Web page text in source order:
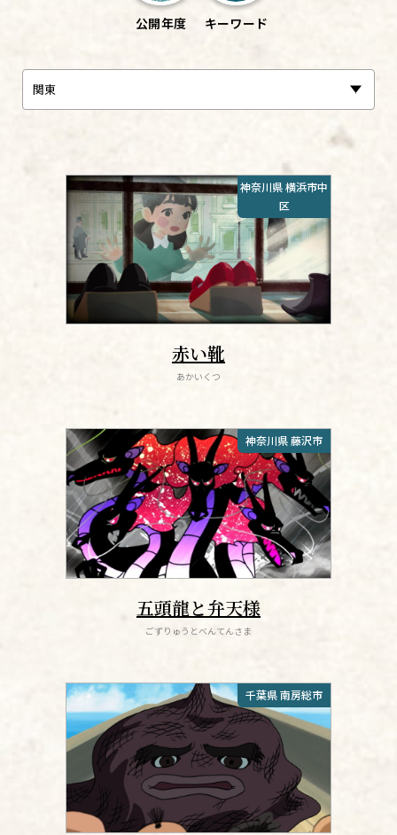
公開年度 キーワード
神奈川県 横浜市中
区
赤い靴
あかいくつ
神奈川県 藤沢市
五頭龍と弁天様
ごずりゅうとべんてんさま
千葉県 南房総市